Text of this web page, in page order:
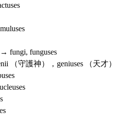
funguses
神），geniuses （天才）